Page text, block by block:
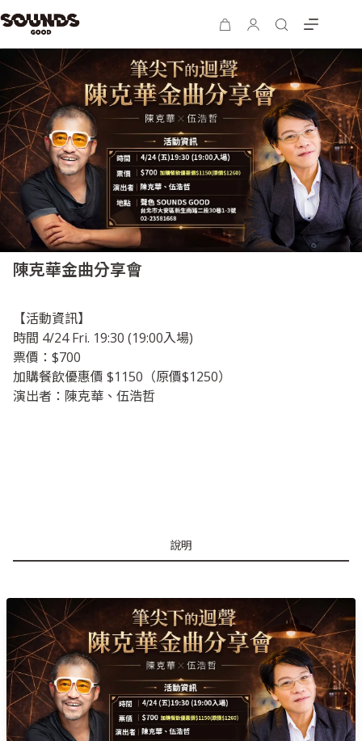
陳克華金曲分享會
【活動資訊】
時間 4/24 Fri. 19:30 (19:00入場)
票價：$700
加購餐飲優惠價 $1150（原價$1250）
演出者：陳克華、伍浩哲
說明